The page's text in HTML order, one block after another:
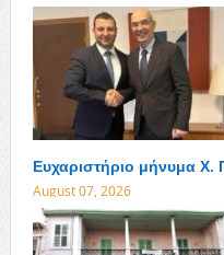
Ευχαριστήριο μήνυμα
August 07, 2026